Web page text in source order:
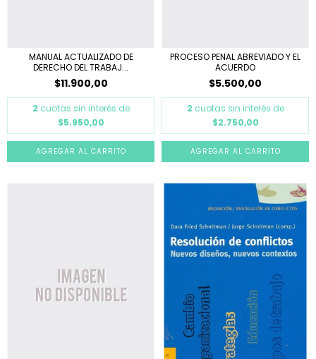
MANUAL ACTUALIZADO DE
DERECHO DEL TRABAJ...
$11.900,00
2 cuotas sin interés de
$5.950,00
PROCESO PENAL ABREVIADO Y EL
ACUERDO
$5.500,00
2 cuotas sin interés de
$2.750,00